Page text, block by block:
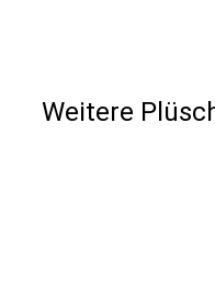
Weitere